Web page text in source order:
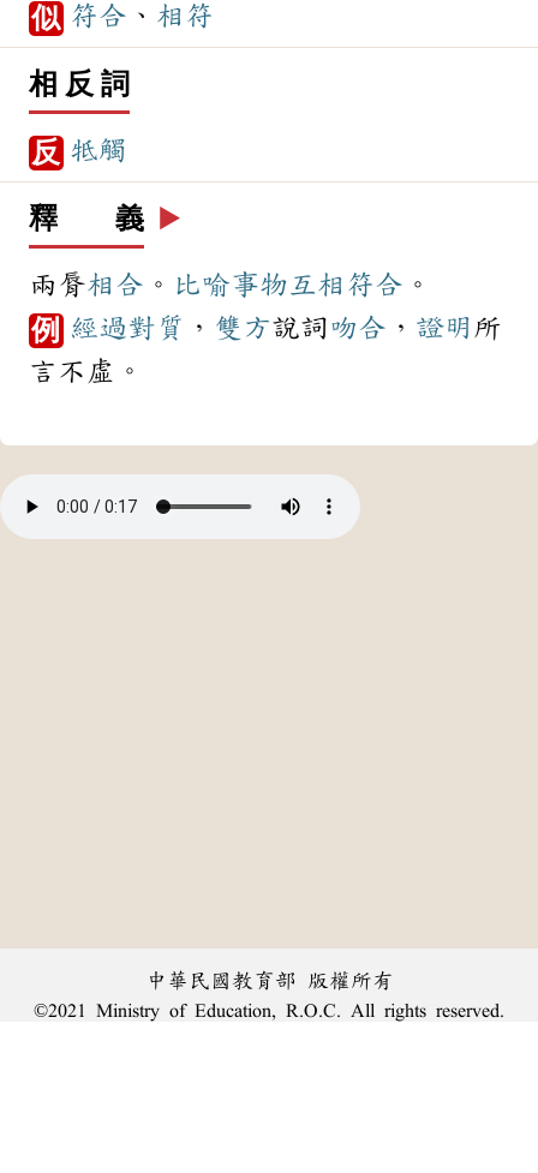
似 符合 、 相符
相 反 詞
反 牴觸
釋 義 ▶️
兩脣相合 。 比喻事物 互相 符合 。
例 經過對質 ， 雙方說詞吻合 ， 證明 所
言不虛。
中華民國教育部 版權所有
©2021 Ministry of Education, R.O.C. All rights reserved.